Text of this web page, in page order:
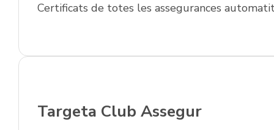
Certificats de totes les assegurances
Targeta Club Assegur